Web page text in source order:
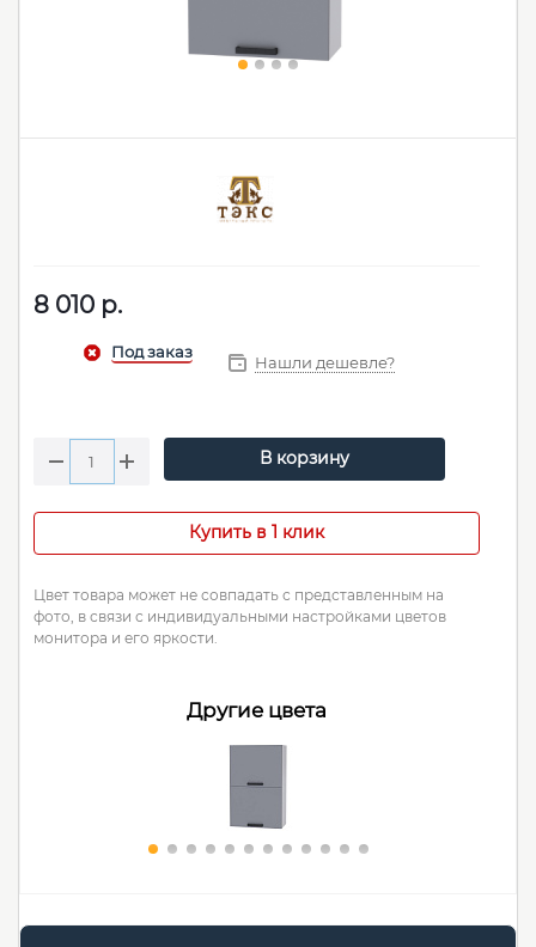
8 010 р.
Нашли дешевле?
В корзину
Купить в 1 клик
Цвет товара может не совпадать с представленным на
фото, в связи с индивидуальными настройками цветов
монитора и его яркости.
Другие цвета